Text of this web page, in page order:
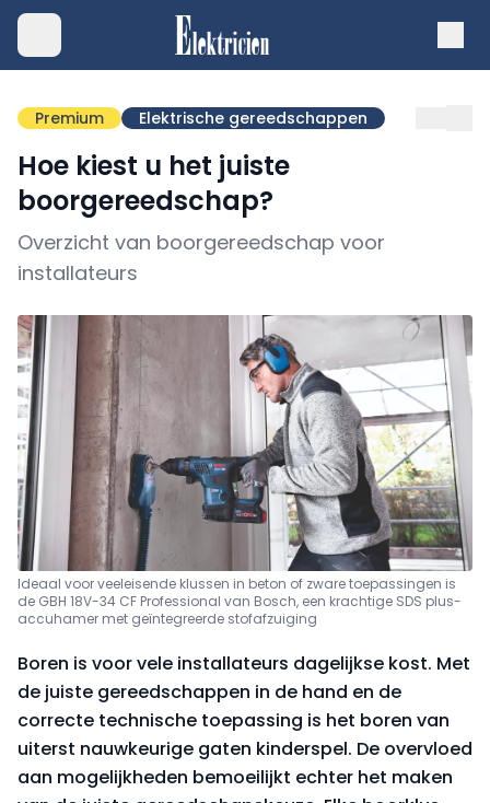
Premium Elektrische gereedschappen
Hoe kiest u het juiste
boorgereedschap?
Overzicht van boorgereedschap voor
installateurs
Ideaal voor veeleisende klussen in beton of zware toepassingen is
de GBH 18V-34 CF Professional van Bosch, een krachtige SDS plus-
accuhamer met geïntegreerde stofafzuiging
Boren is voor vele installateurs dagelijkse kost. Met
de juiste gereedschappen in de hand en de
correcte technische toepassing is het boren van
uiterst nauwkeurige gaten kinderspel. De overvloed
aan mogelijkheden bemoeilijkt echter het maken